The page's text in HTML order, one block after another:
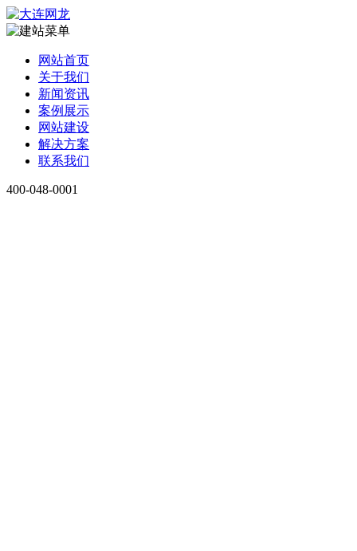
网站首页
关于我们
新闻资讯
案例展示
网站建设
解决方案
联系我们
400-048-0001